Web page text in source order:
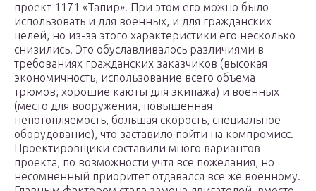
проект 1171 «Тапир». При этом его можно было
использовать и для военных, и для гражданских
целей, но из-за этого характеристики его несколько
снизились. Это обуславливалось различиями в
требованиях гражданских заказчиков (высокая
экономичность, использование всего объема
трюмов, хорошие каюты для экипажа) и военных
(место для вооружения, повышенная
непотопляемость, большая скорость, специальное
оборудование), что заставило пойти на компромисс.
Проектировщики составили много вариантов
проекта, по возможности учтя все пожелания, но
несомненный приоритет отдавался все же военному.